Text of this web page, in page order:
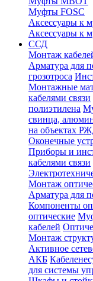
Муфты FOSC
Аксессуары к
Аксессуары к
ССД
Монтаж
Арматура для
грозотроса
Монтажные
кабелями связи
полиэтилена
свинца,
на объектах
Оконечные
Приборы и
кабелями связи
Монтаж
Арматура для
Компоненты
оптические
кабелей
Монтаж
Активное
АКБ
для системы